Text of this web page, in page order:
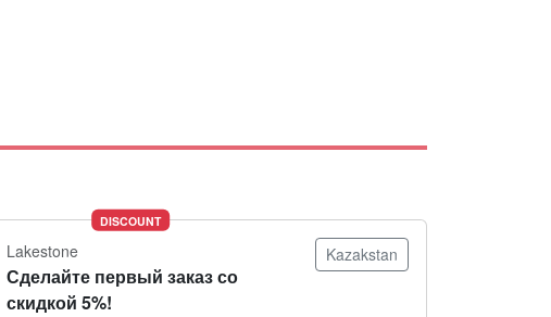
DISCOUNT
Lakestone
Сделайте первый заказ со
скидкой 5%!
Kazakstan